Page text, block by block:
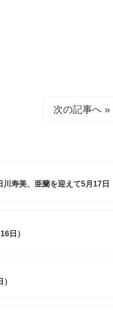
次の記事へ »
寿美、亜蘭を迎えて5月17日
日）